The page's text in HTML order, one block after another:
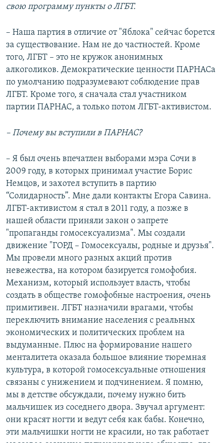
свою программу пункты о ЛГБТ.
– Наша партия в отличие от "Яблока" сейчас борется
за существование. Нам не до частностей. Кроме
того, ЛГБТ – это не кружок анонимных
алкоголиков. Демократические ценности ПАРНАСа
по умолчанию подразумевают соблюдение прав
ЛГБТ. Кроме того, я сначала стал участником
партии ПАРНАС, а только потом ЛГБТ-активистом.
– Почему вы вступили в ПАРНАС?
– Я был очень впечатлен выборами мэра Сочи в
2009 году, в которых принимал участие Борис
Немцов, и захотел вступить в партию
“Солидарность”. Мне дали контакты Егора Савина.
ЛГБТ-активистом я стал в 2011 году, а позже в
нашей области приняли закон о запрете
"пропаганды гомосексуализма". Мы создали
движение "ГОРД – Гомосексуалы, родные и друзья".
Мы провели много разных акций против
невежества, на котором базируется гомофобия.
Механизм, который использует власть, чтобы
создать в обществе гомофобные настроения, очень
примитивен. ЛГБТ назначили врагами, чтобы
переключить внимание населения с реальных
экономических и политических проблем на
выдуманные. Плюс на формирование нашего
менталитета оказала большое влияние тюремная
культура, в которой гомосексуальные отношения
связаны с унижением и подчинением. Я помню,
мы в детстве обсуждали, почему нужно бить
мальчишек из соседнего двора. Звучал аргумент:
они красят ногти и ведут себя как бабы. Конечно,
эти мальчишки ногти не красили, но так работает